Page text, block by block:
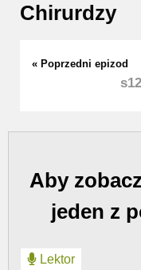
Chirurdzy
« Poprzedni epizod
Aby
jeden z
Lektor